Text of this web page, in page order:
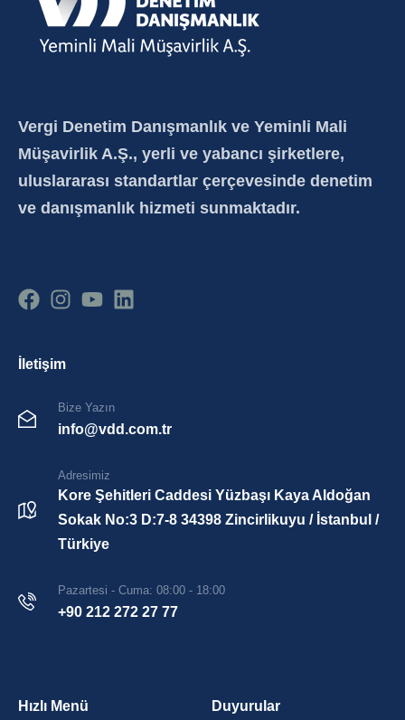
Vergi Denetim Danışmanlık ve Yeminli Mali
Müşavirlik A.Ş., yerli ve yabancı şirketlere,
uluslararası standartlar çerçevesinde denetim
ve danışmanlık hizmeti sunmaktadır.
İletişim
Bize Yazın
info@vdd.com.tr
Adresimiz
Kore Şehitleri Caddesi Yüzbaşı Kaya Aldoğan
Sokak No:3 D:7-8 34398 Zincirlikuyu / İstanbul /
Türkiye
Pazartesi - Cuma: 08:00 - 18:00
+90 212 272 27 77
Hızlı Menü Duyurular